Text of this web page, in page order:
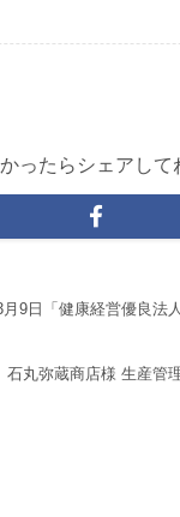
ったらシェアして
月9日「健康経営優良法
石丸弥蔵商店様 生産管